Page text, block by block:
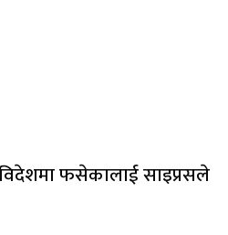
फसेकालाई साइप्रसले